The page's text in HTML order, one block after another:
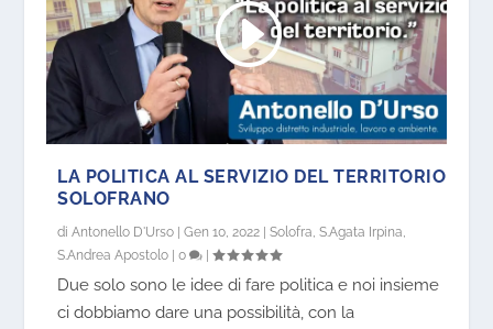
LA POLITICA AL SERVIZIO DEL TERRITORIO
SOLOFRANO
diAntonello D'Urso |Gen 10, 2022 |Solofra,S.Agata Irpina,
S.Andrea Apostolo |0 |
Due solo sono le idee di fare politica e noi insieme
ci dobbiamo dare una possibilità, con la